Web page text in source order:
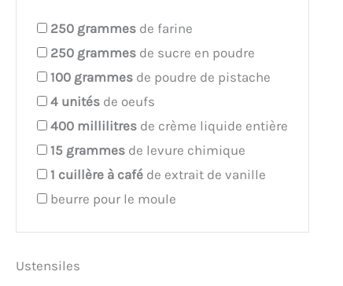
250 grammes de farine
250 grammes de sucre en poudre
100 grammes de poudre de pistache
4 unités de oeufs
400 millilitres de crème liquide entière
15 grammes de levure chimique
1 cuillère à café de extrait de vanille
beurre pour le moule
Ustensiles